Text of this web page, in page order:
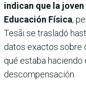
indican que la
Educación Física,
Tesãi se trasladó
datos exactos sobre
qué estaba haciendo
descompensación.